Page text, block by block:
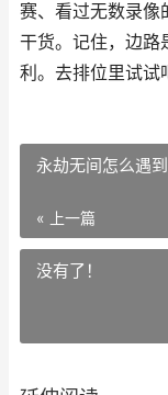
赛、看过无数录像
干货。记住，边路
利。去排位里试试
永劫无间怎么遇
« 上一篇
没有了！